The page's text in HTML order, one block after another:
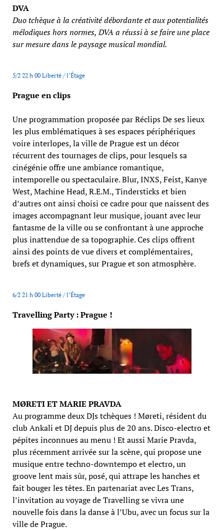
DVA
Duo tchèque à la créativité débordante et aux potentialités
mélodiques hors normes, DVA a réussi à se faire une place
sur mesure dans le paysage musical mondial.
5/2 22 h 00 Liberté / l’Étage
Prague en clips
Une programmation proposée par Réclips De ses lieux
les plus emblématiques à ses espaces périphériques
voire interlopes, la ville de Prague est un décor
récurrent des tournages de clips, pour lesquels sa
cinégénie offre une ambiance romantique,
intemporelle ou spectaculaire. Blur, INXS, Feist, Kanye
West, Machine Head, R.E.M., Tindersticks et bien
d’autres ont ainsi choisi ce cadre pour que naissent des
images accompagnant leur musique, jouant avec leur
fantasme de la ville ou se confrontant à une approche
plus inattendue de sa topographie. Ces clips offrent
ainsi des points de vue divers et complémentaires,
brefs et dynamiques, sur Prague et son atmosphère.
6/2 21 h 00 Liberté / l’Étage
Travelling Party : Prague !
MØRETI ET MARIE PRAVDA
Au programme deux DJs tchèques ! Møreti, résident du
club Ankali et DJ depuis plus de 20 ans. Disco-electro et
pépites inconnues au menu ! Et aussi Marie Pravda,
plus récemment arrivée sur la scène, qui propose une
musique entre techno-downtempo et electro, un
groove lent mais sûr, posé, qui attrape les hanches et
fait bouger les têtes. En partenariat avec Les Trans,
l’invitation au voyage de Travelling se vivra une
nouvelle fois dans la danse à l’Ubu, avec un focus sur la
ville de Prague.